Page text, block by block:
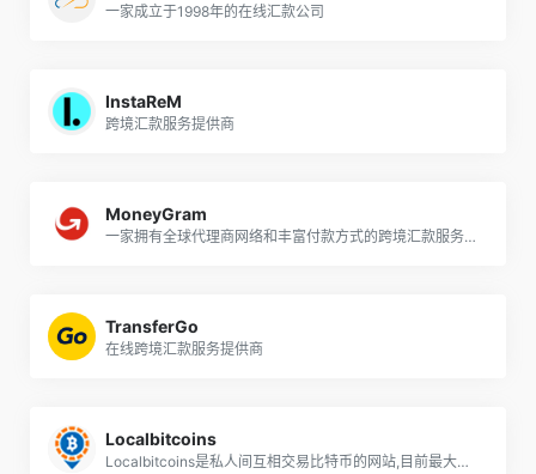
一家成立于1998年的在线汇款公司
InstaReM
跨境汇款服务提供商
MoneyGram
一家拥有全球代理商网络和丰富付款方式的跨境汇款服务提供商
TransferGo
在线跨境汇款服务提供商
Localbitcoins
Localbitcoins是私人间互相交易比特币的网站,目前最大的场外交易平台